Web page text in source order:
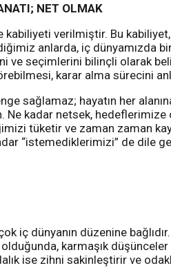
NET OLMAK
verilmiştir. Bu
anlarda, iç dünyamızda
seçimlerini bilinçli olarak
karar alma sürecini
sağlamaz; hayatın her
kadar netsek, hedeflerimize
tüketir ve zaman zaman
“istemediklerimizi” de dile
iç dünyanın düzenine
karmaşık
ise zihni sakinleştirir ve